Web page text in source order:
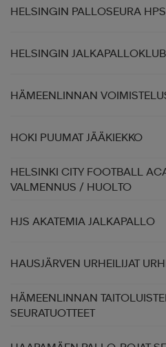
HELSINGIN PALLOSEURA
HELSINGIN
HÄMEENLINNAN
HOKI PUUMAT JÄÄKIEKKO
HELSINKI CITY FOOTBALL
VALMENNUS / HUOLTO
HJS AKATEMIA JALKAPALLO
HAUSJÄRVEN URHEILIJAT
HÄMEENLINNAN
SEURATUOTTEET